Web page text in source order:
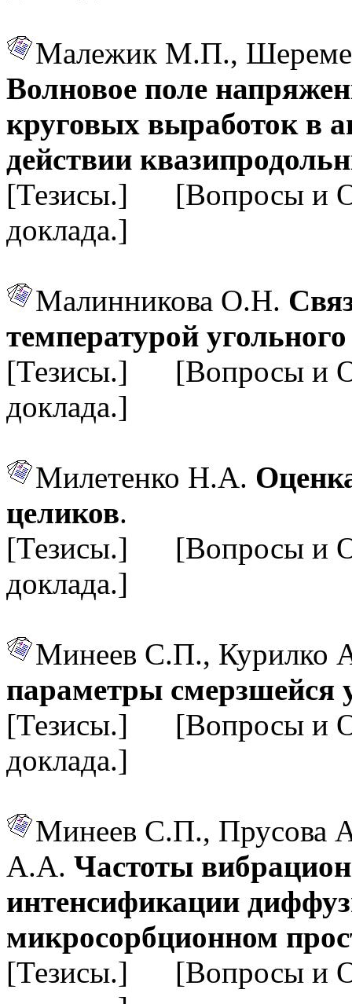
Малежик М.П.,
Волновое поле
круговых выработок в
действии
[Тезисы.] [Вопросы и
доклада.]
Малинникова О.Н.
температурой
[Тезисы.] [Вопросы и
доклада.]
Милетенко Н.А.
целиков.
[Тезисы.] [Вопросы и
доклада.]
Минеев С.П., Курилко
параметры смерзшейся
[Тезисы.] [Вопросы и
доклада.]
Минеев С.П., Прусова
А.А. Частоты
интенсификации
микросорбционном
[Тезисы.] [Вопросы и